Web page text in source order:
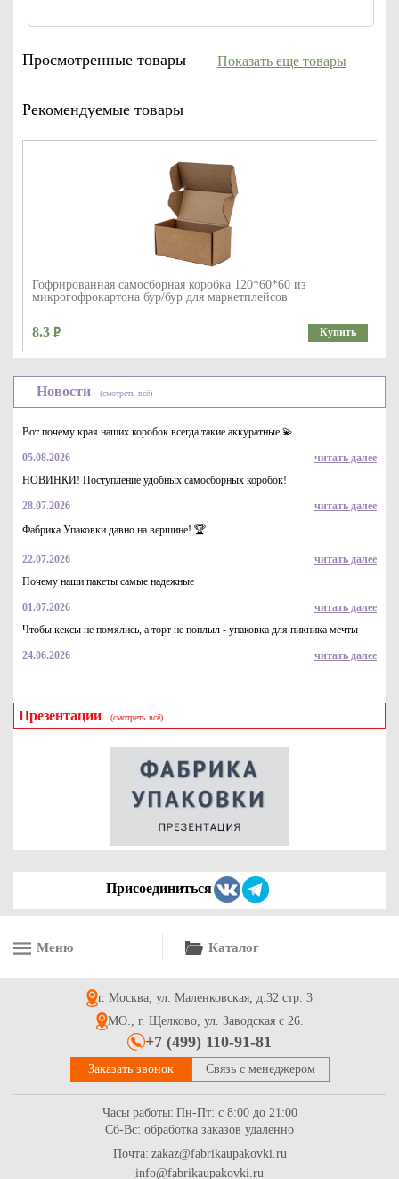
Просмотренные товары
Рекомендуемые товары
Гофрированная самосборная коробка 120*60*60 из
микрогофрокартона бур/бур для маркетплейсов
8.3 Купить
Гофрированная самосборная коробка 125*75*40 бур/бур для
5.1 Купить
Гофрированная коробка 125*100*55 самосборная из
микрогофрокартона бел/бур для маркетплейсов
Гофрированная картонная коробка 155*75*85 для сувениров
Показать еще товары
Новости (смотреть всё)
Вот почему края наших коробок всегда такие аккуратные 💫
05.08.2026
читать далее
НОВИНКИ! Поступление удобных самосборных коробок!
28.07.2026
читать далее
Фабрика Упаковки давно на вершине! 🏆
22.07.2026
читать далее
Почему наши пакеты самые надежные
01.07.2026
читать далее
Чтобы кексы не помялись, а торт не поплыл - упаковка для пикника мечты
24.06.2026 читать далее
Презентации (смотреть всё)
Присоединиться
Меню Каталог
г. Москва, ул. Маленковская, д.32 стр. 3
МО., г. Щелково, ул. Заводская с 26.
+7 (499) 110-91-81
Заказать звонок Связь с менеджером
Часы работы: Пн-Пт: с 8:00 до 21:00
Сб-Вс: обработка заказов удаленно
Почта: zakaz@fabrikaupakovki.ru
info@fabrikaupakovki.ru